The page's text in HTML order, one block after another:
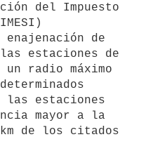
del Impuesto
de
estaciones de
radio máximo
las estaciones
mayor a la
de los citados